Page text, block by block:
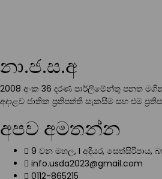
නා.ජ.ස.අ
2008 අංක 36 දරණ පාර්ලිමේන්තු පනත
අදාළව ජාතික ප්‍රතිපත්ති සැකසීම සහ එම
අපව අමතන්න
9 වන මහල, I අදියර, සෙත්සිරිපාය,
info.usda2023@gmail.com
0112-865215